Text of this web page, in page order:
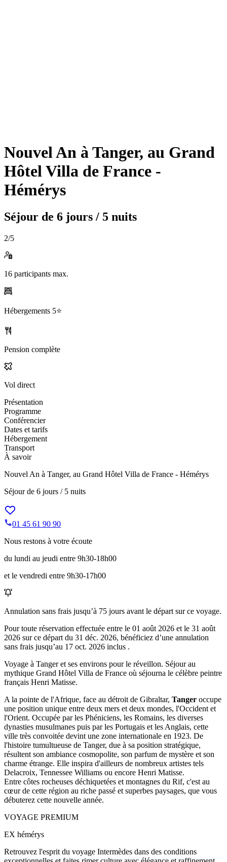
Nouvel An à Tanger, au Grand
Hôtel Villa de France -
Hémérys
Séjour de 6 jours / 5 nuits
2/5
16 participants max.
Hébergements 5⭐️
Pension complète
Vol direct
Présentation
Programme
Conférencier
Dates et tarifs
Hébergement
Transport
À savoir
Nouvel An à Tanger, au Grand Hôtel Villa de France - Hémérys
Séjour de 6 jours / 5 nuits
01 45 61 90 90
Nous restons à votre écoute
du lundi au jeudi entre 9h30-18h00
et le vendredi entre 9h30-17h00
Annulation sans frais jusqu’à 75 jours avant le départ sur ce voyage.
Pour toute réservation effectuée entre le 01 août 2026 et le 31 août
2026 sur ce départ du 31 déc. 2026, bénéficiez d’une annulation
sans frais jusqu’au 17 oct. 2026 inclus .
Voyage à Tanger et ses environs pour le réveillon. Séjour au
mythique Grand Hôtel Villa de France où séjourna le célèbre peintre
français Henri Matisse.
A la pointe de l'Afrique, face au détroit de Gibraltar, Tanger occupe
une position unique entre deux mers et deux mondes, l'Occident et
l'Orient. Occupée par les Phéniciens, les Romains, les diverses
dynasties musulmanes puis par les Portugais et les Anglais, cette
ville très convoitée devint une zone internationale en 1923. De
l'histoire tumultueuse de Tanger, due à sa position stratégique,
résultent son ambiance cosmopolite, son parfum de mystère et son
charme étrange. Elle inspira d'ailleurs de nombreux artistes tels
Delacroix, Tennessee Williams ou encore Henri Matisse.
Entre côtes rocheuses déchiquetées et montagnes du Rif, c'est au
cœur de cette région au riche passé et superbes paysages, que vous
débuterez cette nouvelle année.
VOYAGE PREMIUM
EX hémérys
Retrouvez l'esprit du voyage Intermèdes dans des conditions